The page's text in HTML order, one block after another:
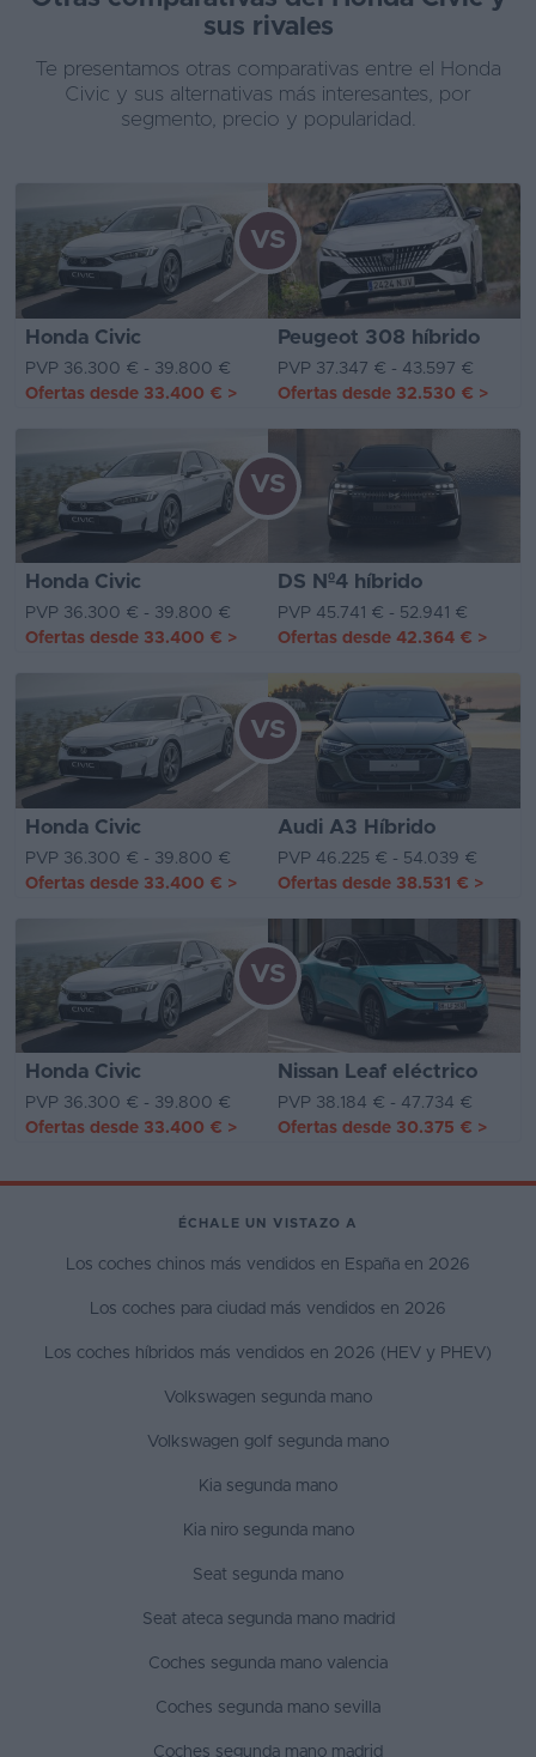
sus rivales
Te presentamos otras comparativas entre el Honda
Civic y sus alternativas más interesantes, por
segmento, precio y popularidad.
Honda Civic Peugeot 308 híbrido
VS
PVP 36.300 € - 39.800 €
PVP 37.347 € - 43.597 €
Ofertas desde 33.400 € > Ofertas desde 32.530 € >
Honda Civic DS Nº4 híbrido
VS
PVP 36.300 € - 39.800 €
PVP 45.741 € - 52.941 €
Ofertas desde 33.400 € > Ofertas desde 42.364 € >
Honda Civic Audi A3 Híbrido
VS
PVP 36.300 € - 39.800 €
PVP 46.225 € - 54.039 €
Ofertas desde 33.400 € > Ofertas desde 38.531 € >
Honda Civic Nissan Leaf eléctrico
VS
PVP 36.300 € - 39.800 €
PVP 38.184 € - 47.734 €
Ofertas desde 33.400 € > Ofertas desde 30.375 € >
ÉCHALE UN VISTAZO A
Los coches chinos más vendidos en España en 2026
Los coches para ciudad más vendidos en 2026
Los coches híbridos más vendidos en 2026 (HEV y PHEV)
Volkswagen segunda mano
Volkswagen golf segunda mano
Kia segunda mano
Kia niro segunda mano
Seat segunda mano
Seat ateca segunda mano madrid
Coches segunda mano valencia
Coches segunda mano sevilla
Coches segunda mano madrid